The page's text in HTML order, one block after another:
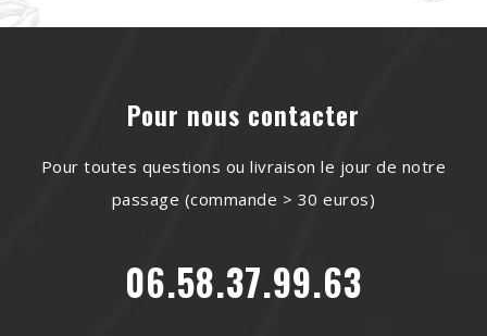
Pour nous contacter
Pour toutes questions ou livraison le jour de notre
passage (commande > 30 euros)
06.58.37.99.63